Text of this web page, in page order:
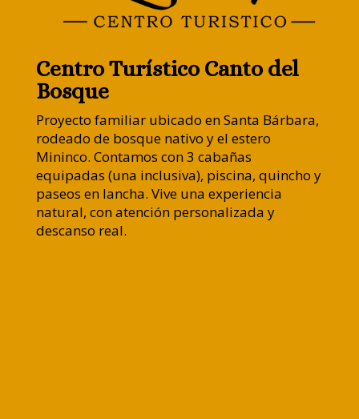
Centro Turístico Canto del
Bosque
Proyecto familiar ubicado en Santa Bárbara,
rodeado de bosque nativo y el estero
Mininco. Contamos con 3 cabañas
equipadas (una inclusiva), piscina, quincho y
paseos en lancha. Vive una experiencia
natural, con atención personalizada y
descanso real.